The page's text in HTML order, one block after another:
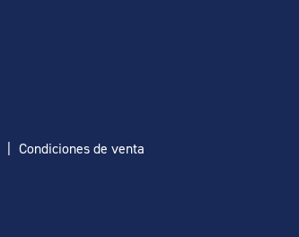
Condiciones de venta